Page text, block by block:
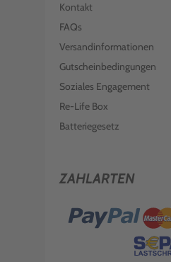
Kontakt
FAQs
Versandinformationen
Gutscheinbedingungen
Soziales Engagement
Re-Life Box
Batteriegesetz
ZAHLARTEN